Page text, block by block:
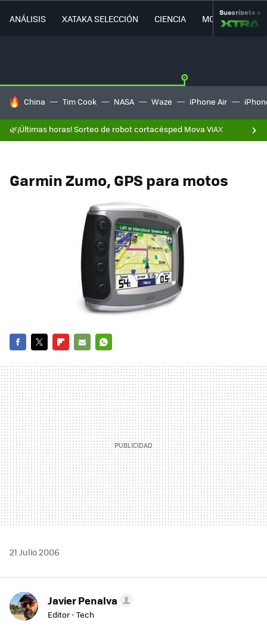
ANÁLISIS XATAKA SELECCIÓN CIENCIA MOVILIDAD
Suscríbete a
HOY SE HABLA DE
China Tim Cook NASA Waze iPhone Air
🌿¡Últimas horas! Sorteo de robot cortacésped Mova ViAX
Garmin Zumo, GPS para motos
MAIL
21 Julio 2006
Javier Penalva
Editor - Tech